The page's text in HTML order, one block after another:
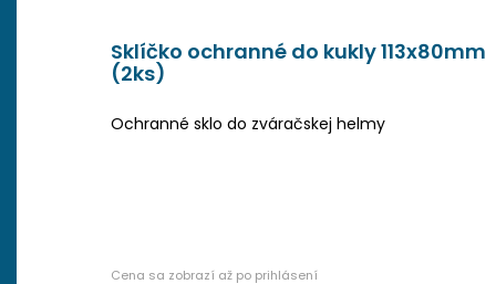
Sklíčko ochranné do kukly 113x80mm
(2ks)
Ochranné sklo do zváračskej helmy